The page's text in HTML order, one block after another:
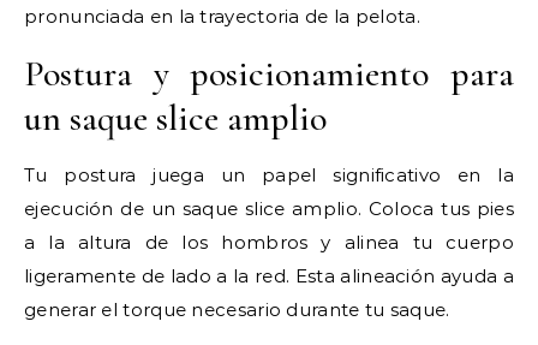
pronunciada en la trayectoria de la pelota.
Postura y posicionamiento para
un saque slice amplio
Tu postura juega un papel significativo en la
ejecución de un saque slice amplio. Coloca tus pies
a la altura de los hombros y alinea tu cuerpo
ligeramente de lado a la red. Esta alineación ayuda a
generar el torque necesario durante tu saque.